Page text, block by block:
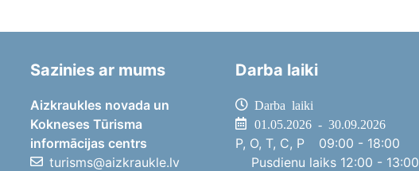
Sazinies ar mums
Aizkraukles novada un
Kokneses Tūrisma
informācijas centrs
turisms@aizkraukle.lv
Darba laiki
Darba laiki
01.05.2026 - 30.09.2026
P, O, T, C, P
09:00 - 18:00
Pusdienu laiks 12:00 - 13:00